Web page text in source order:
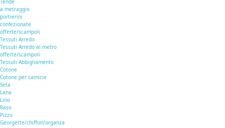
Tende
a metraggio
portierini
confezionate
offerte/scampoli
Tessuti Arredo
Tessuti Arredo al metro
offerte/scampoli
Tessuti Abbigliamento
Cotone
Cotone per camicie
Seta
Lana
Lino
Raso
Pizzo
Georgette/chiffon/organza